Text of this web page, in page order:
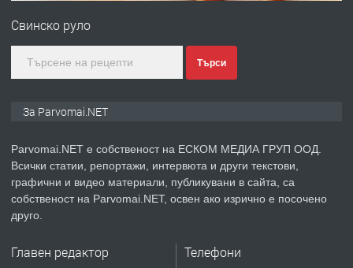
преди 1 година
ПРЕДЛАГА Уроци по Математика
Свинско руло
Търси
За Parvomai.NET
Parvomai.NET е собственост на ЕСКОМ МЕДИА ГРУП ООД.
Всички статии, репортажи, интервюта и други текстови,
графични и видео материали, публикувани в сайта, са
собственост на Parvomai.NET, освен ако изрично е посочено
друго.
Главен редактор Телефони